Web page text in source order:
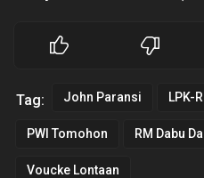
Tag: John Paransi LPK-RI
PWI Tomohon
Voucke Lontaan